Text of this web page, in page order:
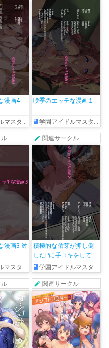
漫画4
スター
咲季のエッチな漫画１
学園アイドルマスター
漫画3 対
スター
関連サークル
積極的な佑芽が押し倒
したPに手コキをして顔
射されたり、おま◯こ
に舌を入れられながら
フェラをして口内射精
される♡
学園アイドルマスター
関連サークル